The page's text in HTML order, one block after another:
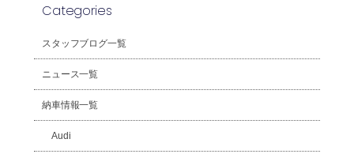
Categories
スタッフブログ一覧
ニュース一覧
納車情報一覧
Audi